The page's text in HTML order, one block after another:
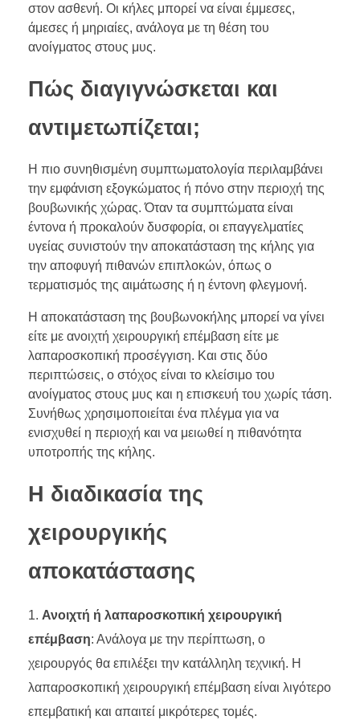
στον ασθενή. Οι κήλες μπορεί να είναι έμμεσες,
άμεσες ή μηριαίες, ανάλογα με τη θέση του
ανοίγματος στους μυς.
Πώς διαγιγνώσκεται και
αντιμετωπίζεται;
Η πιο συνηθισμένη συμπτωματολογία περιλαμβάνει
την εμφάνιση εξογκώματος ή πόνο στην περιοχή της
βουβωνικής χώρας. Όταν τα συμπτώματα είναι
έντονα ή προκαλούν δυσφορία, οι επαγγελματίες
υγείας συνιστούν την αποκατάσταση της κήλης για
την αποφυγή πιθανών επιπλοκών, όπως ο
τερματισμός της αιμάτωσης ή η έντονη φλεγμονή.
Η αποκατάσταση της βουβωνοκήλης μπορεί να γίνει
είτε με ανοιχτή χειρουργική επέμβαση είτε με
λαπαροσκοπική προσέγγιση. Και στις δύο
περιπτώσεις, ο στόχος είναι το κλείσιμο του
ανοίγματος στους μυς και η επισκευή του χωρίς τάση.
Συνήθως χρησιμοποιείται ένα πλέγμα για να
ενισχυθεί η περιοχή και να μειωθεί η πιθανότητα
υποτροπής της κήλης.
Η διαδικασία της
χειρουργικής
αποκατάστασης
Ανοιχτή ή λαπαροσκοπική χειρουργική
επέμβαση: Ανάλογα με την περίπτωση, ο
χειρουργός θα επιλέξει την κατάλληλη τεχνική. Η
λαπαροσκοπική χειρουργική επέμβαση είναι λιγότερο
επεμβατική και απαιτεί μικρότερες τομές.